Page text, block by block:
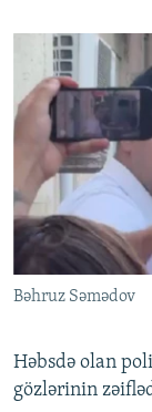
Bəhruz Səmədov
Həbsdə olan
gözlərinin